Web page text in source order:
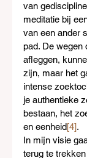
van
meditatie bij
van een ander
pad. De wegen
afleggen,
zijn, maar het
intense
je authentieke
bestaan, het
en eenheid[4].
In mijn visie
terug te